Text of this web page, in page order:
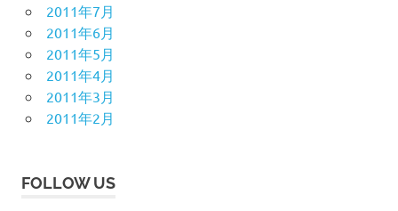
2011年7月
2011年6月
2011年5月
2011年4月
2011年3月
2011年2月
FOLLOW US